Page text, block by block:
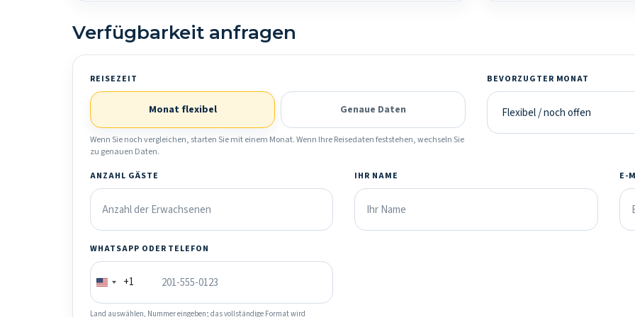
Verfügbarkeit anfragen
REISEZEIT
Monat flexibel Genaue Daten
Wenn Sie noch vergleichen, starten Sie mit einem Monat. Wenn Ihre Reisedaten feststehen, wechseln Sie
zu genauen Daten.
BEVORZUGTER MONAT
ANZAHL GÄSTE IHR NAME E-
WHATSAPP ODER TELEFON
+1
Land auswählen, Nummer eingeben; das vollständige Format wird